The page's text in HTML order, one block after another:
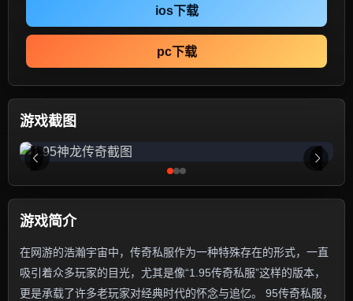
ios下载
pc下载
游戏截图
游戏简介
在网游的浩瀚宇宙中，传奇私服作为一种特殊存在的形式，一直
吸引着众多玩家的目光，尤其是像“1.95传奇私服”这样的版本，
更是承载了许多老玩家对经典时代的怀念与追忆。 95传奇私服，